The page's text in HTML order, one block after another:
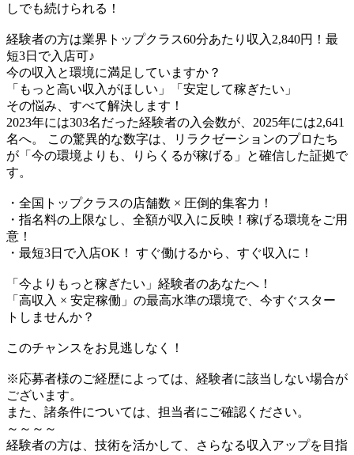
しでも続けられる！
経験者の方は業界トップクラス60分あたり収入2,840円！最
短3日で入店可♪
今の収入と環境に満足していますか？
「もっと高い収入がほしい」「安定して稼ぎたい」
その悩み、すべて解決します！
2023年には303名だった経験者の入会数が、2025年には2,641
名へ。 この驚異的な数字は、リラクゼーションのプロたち
が「今の環境よりも、りらくるが稼げる」と確信した証拠で
す。
・全国トップクラスの店舗数 × 圧倒的集客力！
・指名料の上限なし、全額が収入に反映！稼げる環境をご用
意！
・最短3日で入店OK！ すぐ働けるから、すぐ収入に！
「今よりもっと稼ぎたい」経験者のあなたへ！
「高収入 × 安定稼働」の最高水準の環境で、今すぐスター
トしませんか？
このチャンスをお見逃しなく！
※応募者様のご経歴によっては、経験者に該当しない場合が
ございます。
また、諸条件については、担当者にご確認ください。
～～～～
経験者の方は、技術を活かして、さらなる収入アップを目指